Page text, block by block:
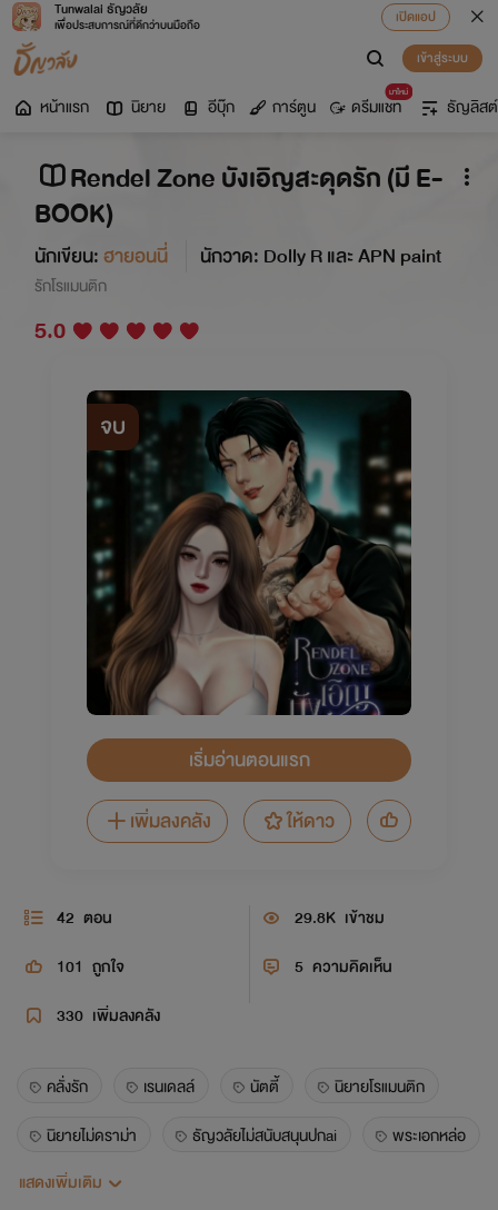
Tunwalai ธัญวลัย
เพื่อประสบการณ์ที่ดีกว่าบนมือถือ
เปิดแอป
เข้าสู่ระบบ
หน้าแรก นิยาย อีบุ๊ก การ์ตูน
มาใหม่
ดรีมแชท ธัญลิสต์
Rendel Zone บังเอิญสะดุดรัก (มี E-
BOOK)
นักเขียน:ฮายอนนี่ นักวาด: Dolly R และ APN paint
รักโรแมนติก
5.0
จบ
เริ่มอ่านตอนแรก
เพิ่มลงคลัง
ให้ดาว
42 ตอน 29.8K เข้าชม
101 ถูกใจ 5 ความคิดเห็น
330 เพิ่มลงคลัง
คลั่งรัก เรนเดลล์ นัตตี้
นิยายโรแมนติก
นิยายไม่ดราม่า
ธัญวลัยไม่สนับสนุนปกai
พระเอกหล่อ
นางเอกสวย
แสดงเพิ่มเติม